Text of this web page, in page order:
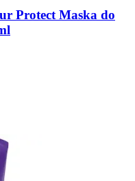
Protect Maska do